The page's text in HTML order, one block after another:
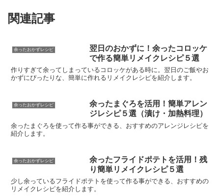
関連記事
余ったおかずレシピ
翌日のおかずに！余ったコロッケ
で作る簡単リメイクレシピ５選
作りすぎて余ってしまっているコロッケがある時に。翌日のご飯やお
かずにぴったりな、簡単に作れるリメイクレシピを紹介します。
余ったおかずレシピ
余ったまぐろを活用！簡単アレン
ジレシピ５選（漬け・加熱料理）
余ったまぐろを使って作る事ができる、おすすめのアレンジレシピを
紹介します。
余ったおかずレシピ
余ったフライドポテトを活用！残
り簡単リメイクレシピ５選
少し余っているフライドポテトを使って作る事ができる、おすすめの
リメイクレシピを紹介します。